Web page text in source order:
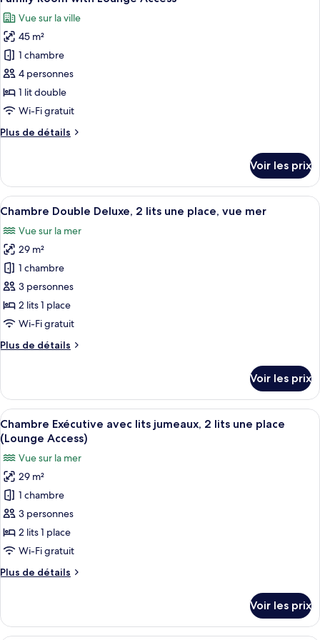
lit,
vue
mer
chambre
Chambre
Deluxe,
très
grand
lit,
vue
mer
toutes
les
photos
pour
ce
type
de
chambre :
Family
Lounge
Access
Vue sur la ville
45 m²
1 chambre
4 personnes
1 lit double
Wi-Fi gratuit
Plus de détails
Plus
le
type
de
Family
Room
with
Lounge
Access
Voir les prix
Afficher
toutes
les
photos
pour
ce
type
de
chambre :
Chambre
2
lits
une
place,
vue
mer
Une chambre d’hôtel avec deux
6
Chambre Double Deluxe, 2 lits une place, vue mer
Vue sur la mer
29 m²
1 chambre
3 personnes
2 lits 1 place
Wi-Fi gratuit
Plus de détails
Plus
le
type
de
chambre
Chambre
Double
Deluxe,
2
lits
une
vue
mer
Voir les prix
Afficher
toutes
les
photos
pour
ce
type
de
chambre :
Exécutive
jumeaux,
Une chambre d’hôtel avec deux
12
Chambre Exécutive avec lits jumeaux, 2 lits une place
(Lounge Access)
Vue sur la mer
29 m²
1 chambre
3 personnes
2 lits 1 place
Wi-Fi gratuit
Plus de détails
Plus
le
type
Voir les prix